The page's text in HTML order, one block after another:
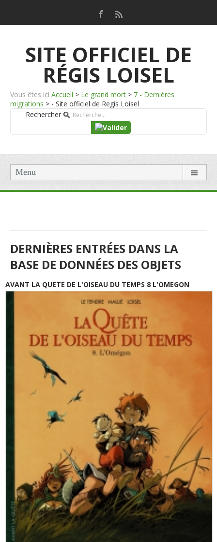
SITE OFFICIEL DE
RÉGIS LOISEL
Vous êtes ici Accueil > Le grand mort > 7 - Dernières
migrations > - Site officiel de Regis Loisel
Rechercher
Menu
DERNIÈRES ENTRÉES DANS LA
BASE DE DONNÉES DES OBJETS
AVANT LA QUETE DE L'OISEAU DU TEMPS 8 L'OMEGON